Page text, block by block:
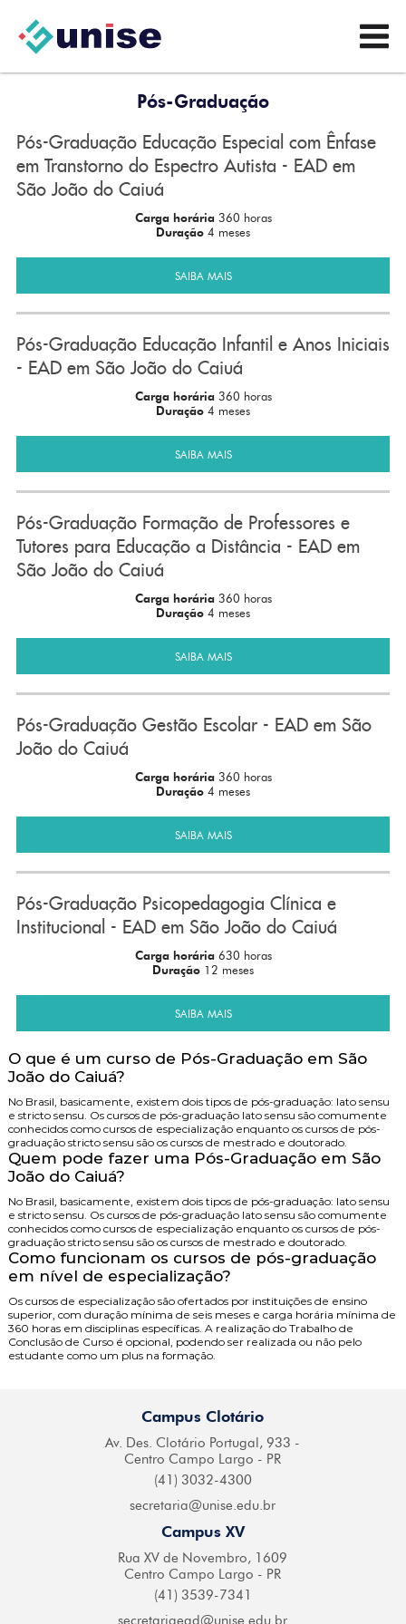
Pós-Graduação
Pós-Graduação Educação Especial com Ênfase
em Transtorno do Espectro Autista - EAD em
São João do Caiuá
Carga horária 360 horas
Duração 4 meses
SAIBA MAIS
Pós-Graduação Educação Infantil e Anos Iniciais
- EAD em São João do Caiuá
Carga horária 360 horas
Duração 4 meses
SAIBA MAIS
Pós-Graduação Formação de Professores e
Tutores para Educação a Distância - EAD em
São João do Caiuá
Carga horária 360 horas
Duração 4 meses
SAIBA MAIS
Pós-Graduação Gestão Escolar - EAD em São
João do Caiuá
Carga horária 360 horas
Duração 4 meses
SAIBA MAIS
Pós-Graduação Psicopedagogia Clínica e
Institucional - EAD em São João do Caiuá
Carga horária 630 horas
Duração 12 meses
SAIBA MAIS
O que é um curso de Pós-Graduação em São
João do Caiuá?
No Brasil, basicamente, existem dois tipos de pós-graduação: lato sensu
e stricto sensu. Os cursos de pós-graduação lato sensu são comumente
conhecidos como cursos de especialização enquanto os cursos de pós-
graduação stricto sensu são os cursos de mestrado e doutorado.
Quem pode fazer uma Pós-Graduação em São
João do Caiuá?
No Brasil, basicamente, existem dois tipos de pós-graduação: lato sensu
e stricto sensu. Os cursos de pós-graduação lato sensu são comumente
conhecidos como cursos de especialização enquanto os cursos de pós-
graduação stricto sensu são os cursos de mestrado e doutorado.
Como funcionam os cursos de pós-graduação
em nível de especialização?
Os cursos de especialização são ofertados por instituições de ensino
superior, com duração mínima de seis meses e carga horária mínima de
360 horas em disciplinas específicas. A realização do Trabalho de
Conclusão de Curso é opcional, podendo ser realizada ou não pelo
estudante como um plus na formação.
Campus Clotário
Av. Des. Clotário Portugal, 933 -
Centro Campo Largo - PR
(41) 3032-4300
secretaria@unise.edu.br
Campus XV
Rua XV de Novembro, 1609
Centro Campo Largo - PR
(41) 3539-7341
secretariaead@unise.edu.br